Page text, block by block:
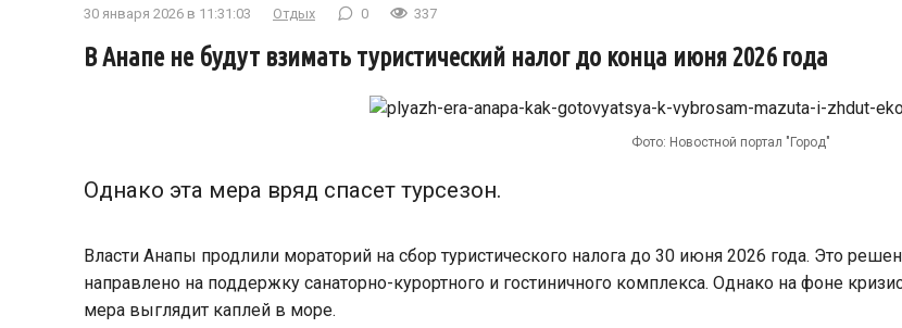
30 января 2026 в 11:31:03 Отдых 0 337
В Анапе не будут взимать туристический налог до конца июня 2026 года
Фото: Новостной портал "Город"
Однако эта мера вряд спасет турсезон.
Власти Анапы продлили мораторий на сбор туристического налога до 30 июня 2026 года. Это
направлено на поддержку санаторно-курортного и гостиничного комплекса. Однако на фоне
мера выглядит каплей в море.